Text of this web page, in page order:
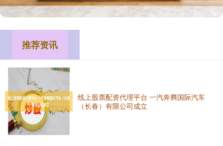
推荐资讯
线上股票配资代理平台 一汽奔腾国际汽车
（长春）有限公司成立